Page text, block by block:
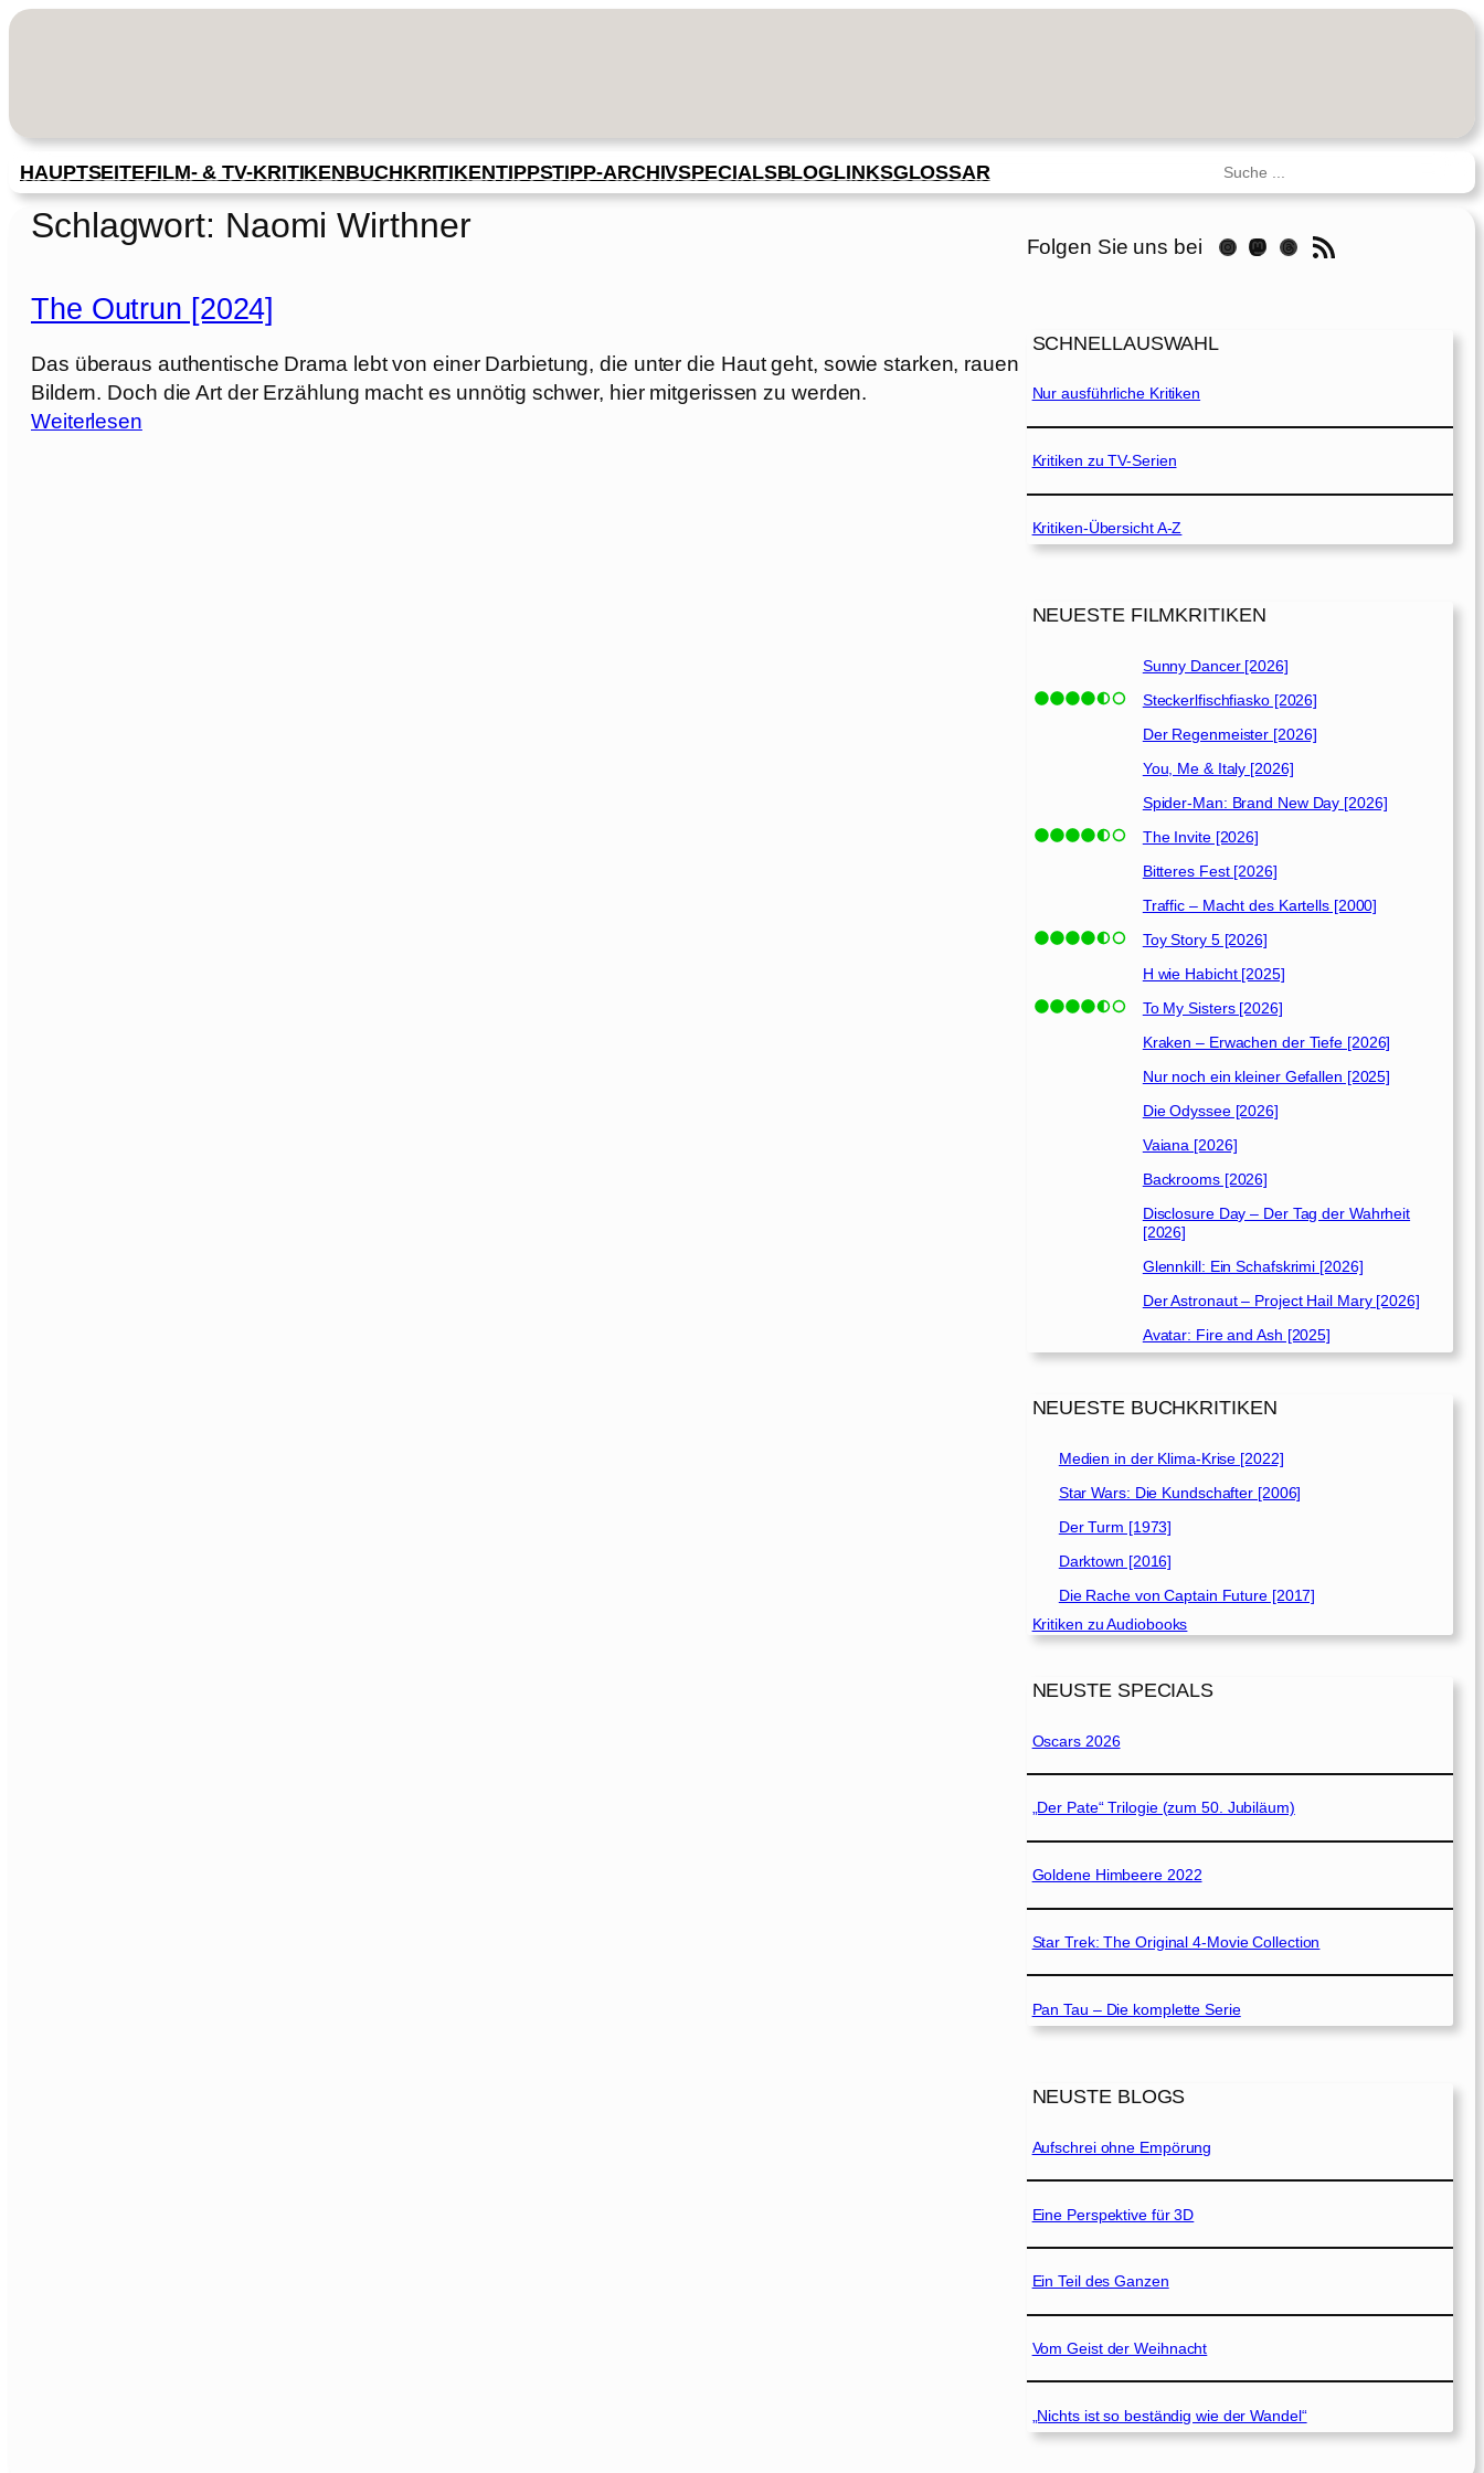
Zum
HAUPTSEITEFILM- & TV-KRITIKENBUCHKRITIKENTIPPSTIPP-ARCHIVSPECIALSBLOGLINKSGLOSSAR Suchen
Schlagwort: Naomi Wirthner
The Outrun [2024]
Das überaus authentische Drama lebt von einer Darbietung, die unter die Haut geht, sowie starken, rauen
Bildern. Doch die Art der Erzählung macht es unnötig schwer, hier mitgerissen zu werden.
Weiterlesen:
Folgen Sie uns bei Instagram Mastodon Threads RSS-Feed
SCHNELLAUSWAHL
Nur ausführliche Kritiken
Kritiken zu TV-Serien
Kritiken-Übersicht A-Z
NEUESTE FILMKRITIKEN
Sunny Dancer [2026]
Steckerlfischfiasko [2026]
Der Regenmeister [2026]
You, Me & Italy [2026]
Spider-Man: Brand New Day [2026]
The Invite [2026]
Bitteres Fest [2026]
Traffic – Macht des Kartells [2000]
Toy Story 5 [2026]
H wie Habicht [2025]
To My Sisters [2026]
Kraken – Erwachen der Tiefe [2026]
Nur noch ein kleiner Gefallen [2025]
Die Odyssee [2026]
Vaiana [2026]
Backrooms [2026]
Disclosure Day – Der Tag der Wahrheit
[2026]
Glennkill: Ein Schafskrimi [2026]
Der Astronaut – Project Hail Mary [2026]
Avatar: Fire and Ash [2025]
NEUESTE BUCHKRITIKEN
Medien in der Klima-Krise [2022]
Star Wars: Die Kundschafter [2006]
Der Turm [1973]
Darktown [2016]
Die Rache von Captain Future [2017]
Kritiken zu Audiobooks
NEUSTE SPECIALS
Oscars 2026
„Der Pate“ Trilogie (zum 50. Jubiläum)
Goldene Himbeere 2022
Star Trek: The Original 4-Movie Collection
Pan Tau – Die komplette Serie
NEUSTE BLOGS
Aufschrei ohne Empörung
Eine Perspektive für 3D
Ein Teil des Ganzen
Vom Geist der Weihnacht
„Nichts ist so beständig wie der Wandel“